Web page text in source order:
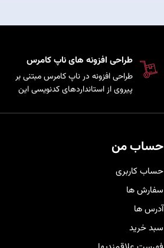
طراحی افزونه های ناپ کامرس
طراحی افزونه در ناپ کامرس مبتنی بر
پیروی از استانداردهای کدنویسی این
و اضافه کردن قابلیت‌های سفارشی را
حساب من
حساب کاربری
سفارش ها
آدرس ها
سبد خرید